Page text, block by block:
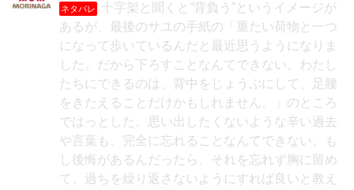
ネタバレ
十字架と聞くと”背負う”というイメージが
あるが、最後のサユの手紙の「重たい荷物と一つ
になって歩いているんだと最近思うようになりま
した。だから下ろすことなんてできない。わたし
たちにできるのは、背中をじょうぶにして、足腰
をきたえることだけかもしれません。」のところ
ではっとした。思い出したくないような辛い過去
や言葉も、完全に忘れることなんてできない。も
し後悔があるんだったら、それを忘れず胸に留め
て、過ちを繰り返さないようにすれば良いと教え